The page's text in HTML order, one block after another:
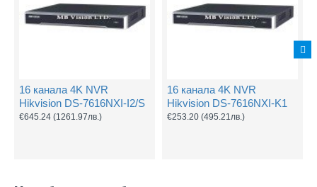
16 канала 4K NVR
Hikvision DS-7616NXI-I2/S
€645.24 (1261.97лв.)
16 канала 4K NVR
Hikvision DS-7616NXI-K1
€253.20 (495.21лв.)